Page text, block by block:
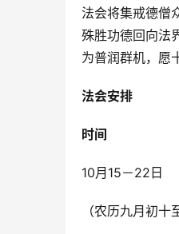
法会将集戒德僧
殊胜功德回向法
为普润群机，愿
法会安排
时间
10月15－22日
（农历九月初十